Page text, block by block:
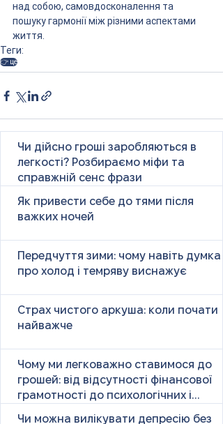
над собою, самовдосконалення та
пошуку гармонії між різними аспектами
життя.
Теги:
👉 це
Чи дійсно гроші заробляються в
легкості? Розбираємо міфи та
справжній сенс фрази
Як привести себе до тями після
важких ночей
Передчуття зими: чому навіть думка
про холод і темряву виснажує
Страх чистого аркуша: коли почати
найважче
Чому ми легковажно ставимося до
грошей: від відсутності фінансової
грамотності до психологічних і
Чи можна вилікувати депресію без